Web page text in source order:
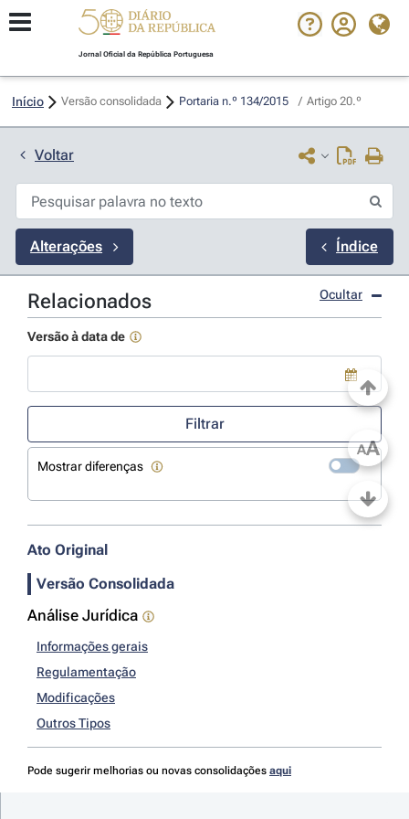
Jornal Oficial da República Portuguesa
Início Versão consolidada Portaria n.º 134/2015 / Artigo 20.º
Voltar
Alterações Índice
Relacionados Ocultar
Versão à data de
Use a tecla de seta para baixo para abrir o calendário; Use as
Filtrar
Mostrar diferenças
Ato Original
Versão Consolidada
Análise Jurídica
Informações gerais
Regulamentação
Modificações
Outros Tipos
Pode sugerir melhorias ou novas consolidações aqui
AA